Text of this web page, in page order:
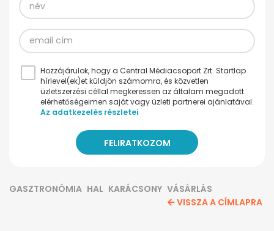
Hozzájárulok, hogy a Central Médiacsoport Zrt. Startlap
hírlevel(ek)et küldjön számomra, és közvetlen
üzletszerzési céllal megkeressen az általam megadott
elérhetőségeimen saját vagy üzleti partnerei ajánlatával.
Az adatkezelés részletei
GASZTRONÓMIA HAL KARÁCSONY VÁSÁRLÁS
VISSZA A CÍMLAPRA